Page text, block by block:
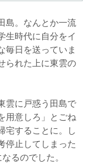
島。なんとか一流
生時代に自分をイ
毎日を送っていま
られた上に東雲の
雲に戸惑う田島で
用意しろ」とごね
宅することに。し
停止してしまった
るのでした。